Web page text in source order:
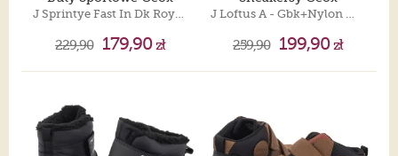
J Sprintye Fast In Dk Royal/Dk Pink J65NTA 01454 C4R8F
229,90 179,90zł
J Loftus A - Gbk+Nylon White/Dk Royal J46M2A 0FU54 C1Z4R
259,90 199,90zł